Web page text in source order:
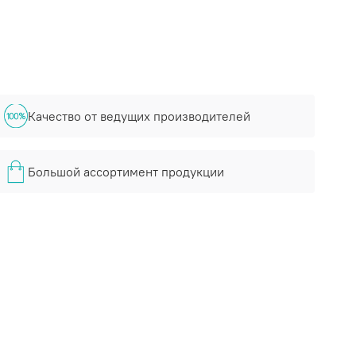
Качество от ведущих производителей
Большой ассортимент продукции